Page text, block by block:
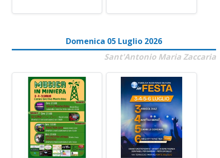
Domenica 05 Luglio 2026
Sant'Antonio Maria Zaccaria